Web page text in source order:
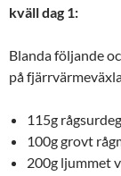
kväll dag 1:
Blanda följande
på
115g
100g grovt
200g ljummet